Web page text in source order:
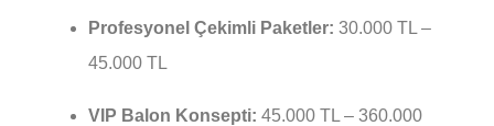
Profesyonel Çekimli Paketler: 30.000 TL –
45.000 TL
VIP Balon Konsepti: 45.000 TL – 360.000